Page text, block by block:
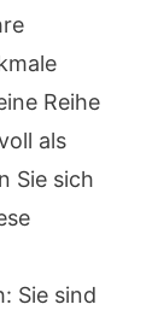
Reihe
als
Sie sich
Sie sind